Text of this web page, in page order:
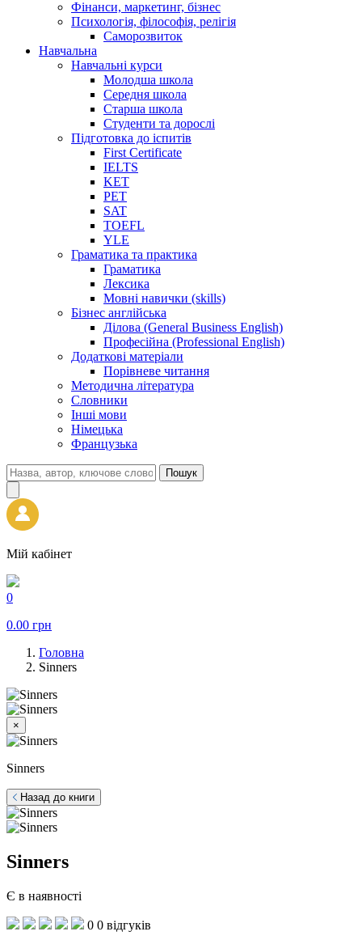
Фінанси, маркетинг, бізнес
Психологія, філософія, релігія
Саморозвиток
Навчальна
Навчальні курси
Молодша школа
Середня школа
Старша школа
Студенти та дорослі
Підготовка до іспитів
First Certificate
IELTS
KET
PET
SAT
TOEFL
YLE
Граматика та практика
Граматика
Лексика
Мовні навички (skills)
Бізнес англійська
Ділова (General Business English)
Професійна (Professional English)
Додаткові матеріали
Порівневе читання
Методична література
Словники
Інші мови
Німецька
Французька
Пошук
Мій кабінет
0
0.00 грн
Головна
Sinners
×
Sinners
Назад до книги
Sinners
Є в наявності
0 0 відгуків